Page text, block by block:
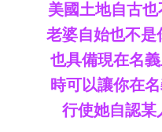
美國土地自古
老婆自始也不是
也具備現在名
時可以讓你在
行使她自認某